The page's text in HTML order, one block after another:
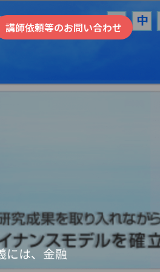
講師依頼等のお問い合わせ
には、金融